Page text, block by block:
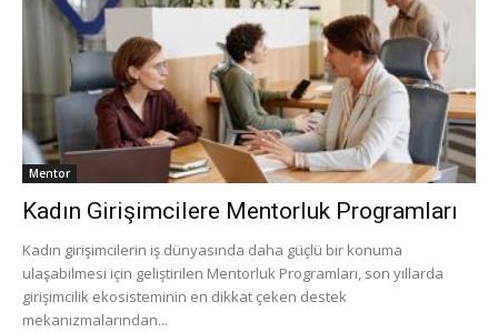
Mentor
Kadın Girişimcilere Mentorluk Programları
Kadın girişimcilerin iş dünyasında daha güçlü bir konuma
ulaşabilmesi için geliştirilen Mentorluk Programları, son yıllarda
girişimcilik ekosisteminin en dikkat çeken destek
mekanizmalarından...